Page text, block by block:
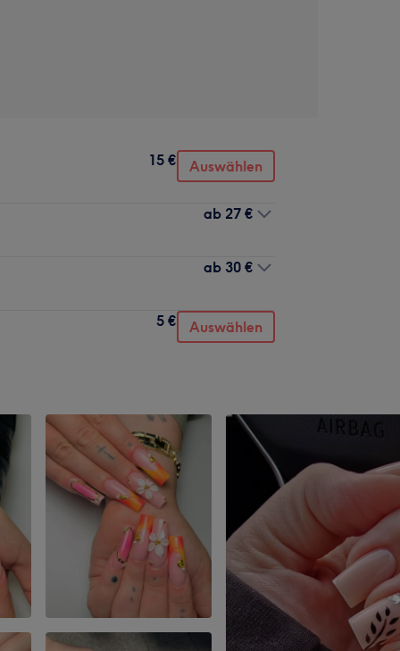
15 € Auswählen
ab 27 €
ab 30 €
5 € Auswählen